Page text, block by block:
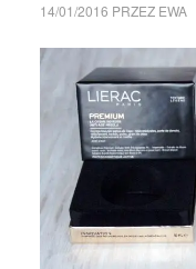
14/01/2016 PRZEZ EWA